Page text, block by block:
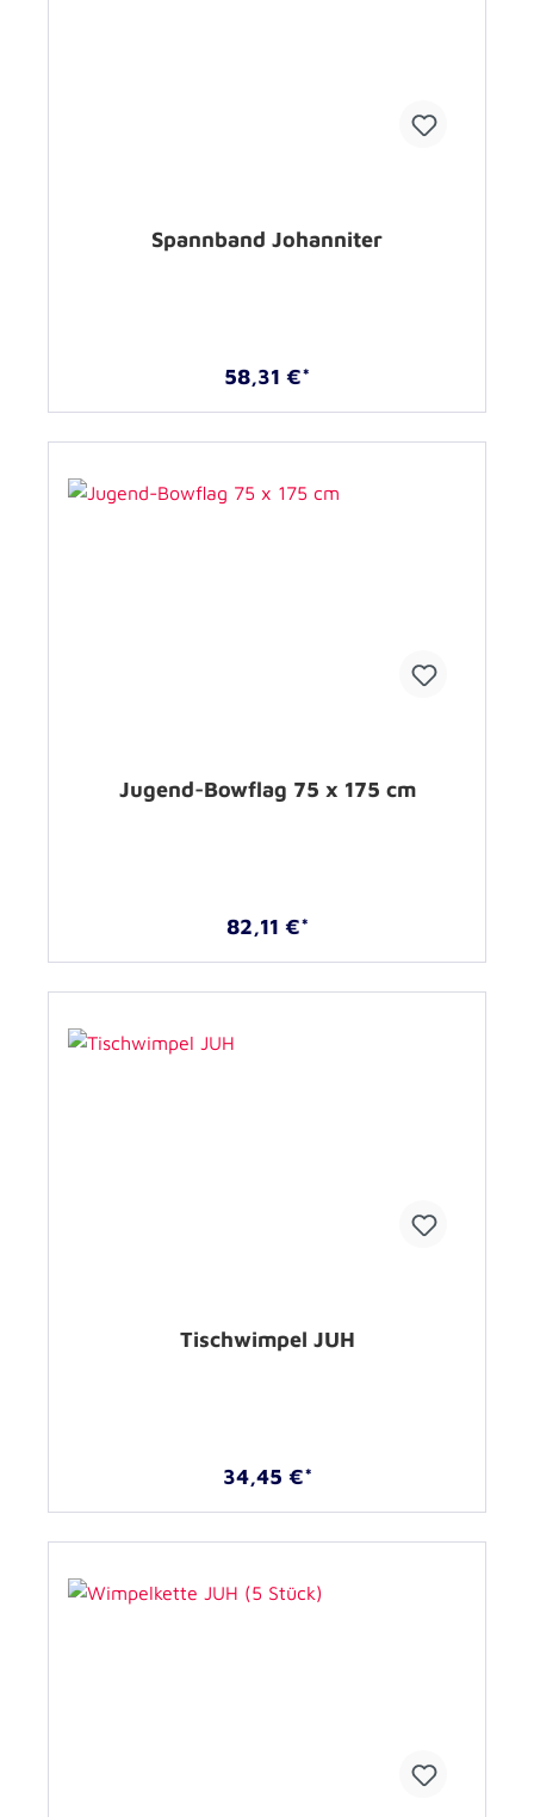
Spannband Johanniter
58,31 €*
Jugend-Bowflag 75 x 175 cm
82,11 €*
Tischwimpel JUH
34,45 €*